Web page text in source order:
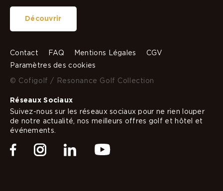
Découvrir
Contact FAQ Mentions Légales
CGV
Paramètres des cookies
© Cofigolf / Resonance Golf Collection
Réseaux Sociaux
Suivez-nous sur les réseaux sociaux pour ne rien louper
de notre actualité, nos meilleurs offres golf et hôtel et
événements.
FacebookInstagramLinkedin
Youtube